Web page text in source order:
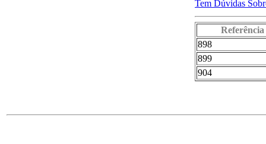
Panela mod. Concorde Colher
Tem Dúvidas
Referência
898
899
904